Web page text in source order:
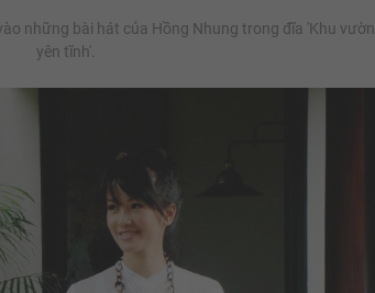
những bài hát của Hồng Nhung trong đĩa 'Khu vườn
yên tĩnh'.